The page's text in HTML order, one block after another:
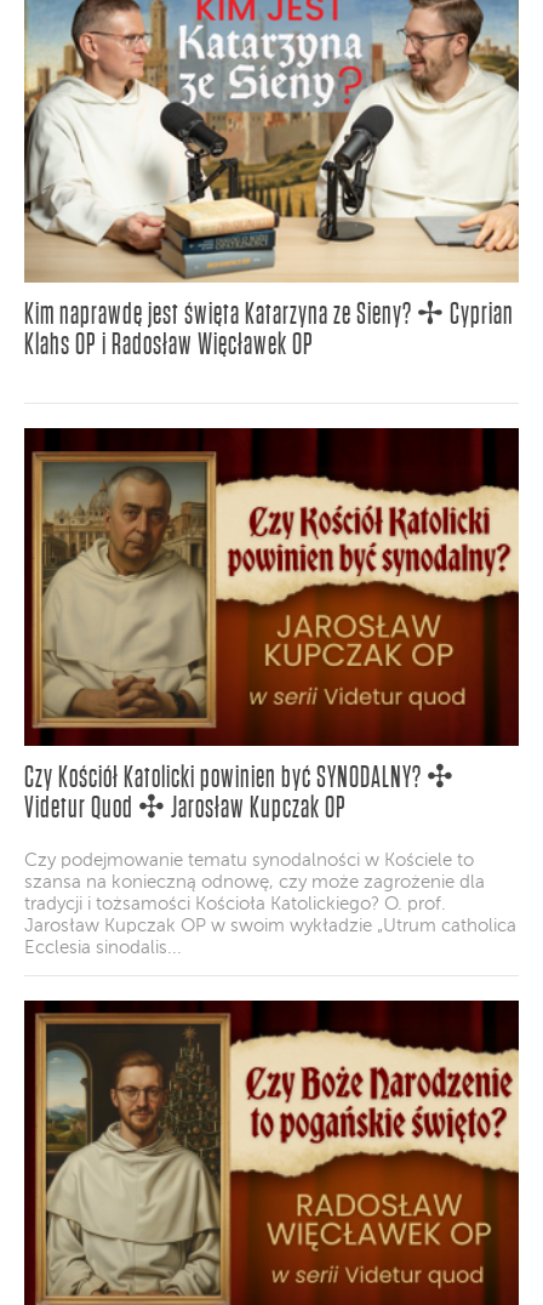
Kim naprawdę jest święta Katarzyna ze Sieny? ✢ Cyprian
Klahs OP i Radosław Więcławek OP
Czy Kościół Katolicki powinien być SYNODALNY? ✣
Videtur Quod ✣ Jarosław Kupczak OP
Czy podejmowanie tematu synodalności w Kościele to
szansa na konieczną odnowę, czy może zagrożenie dla
tradycji i tożsamości Kościoła Katolickiego? O. prof.
Jarosław Kupczak OP w swoim wykładzie „Utrum catholica
Ecclesia sinodalis...